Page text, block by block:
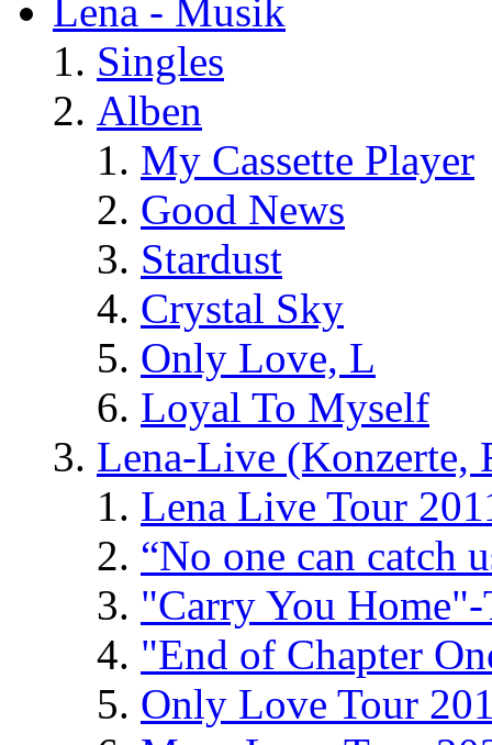
Lena - Musik
Singles
Alben
My Cassette Player
Good News
Stardust
Crystal Sky
Only Love, L
Loyal To Myself
Lena-Live (Konzerte,
Lena Live Tour
“No one can catch
"Carry You
"End of Chapter
Only Love Tour